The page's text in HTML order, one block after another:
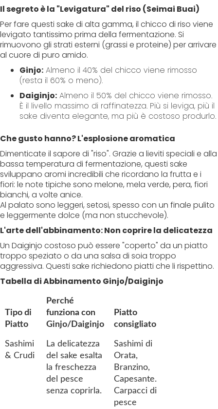
Il segreto è la "Levigatura" del riso (Seimai Buai)
Per fare questi sake di alta gamma, il chicco di riso viene
levigato tantissimo prima della fermentazione. Si
rimuovono gli strati esterni (grassi e proteine) per arrivare
al cuore di puro amido.
Ginjo: Almeno il 40% del chicco viene rimosso
(resta il 60% o meno).
Daiginjo: Almeno il 50% del chicco viene rimosso.
È il livello massimo di raffinatezza. Più si leviga, più il
sake diventa elegante, ma più è costoso produrlo.
Che gusto hanno? L'esplosione aromatica
Dimenticate il sapore di "riso". Grazie a lieviti speciali e alla
bassa temperatura di fermentazione, questi sake
sviluppano aromi incredibili che ricordano la frutta e i
fiori: le note tipiche sono melone, mela verde, pera, fiori
bianchi, a volte anice.
Al palato sono leggeri, setosi, spesso con un finale pulito
e leggermente dolce (ma non stucchevole).
L'arte dell'abbinamento: Non coprire la delicatezza
Un Daiginjo costoso può essere "coperto" da un piatto
troppo speziato o da una salsa di soia troppo
aggressiva. Questi sake richiedono piatti che li rispettino.
Tabella di Abbinamento Ginjo/Daiginjo
Tipo di
Piatto
Perché
funziona con
Ginjo/Daiginjo
Piatto
consigliato
Sashimi
& Crudi
La delicatezza
del sake esalta
la freschezza
del pesce
senza coprirla.
Sashimi di
Orata,
Branzino,
Capesante.
Carpacci di
pesce